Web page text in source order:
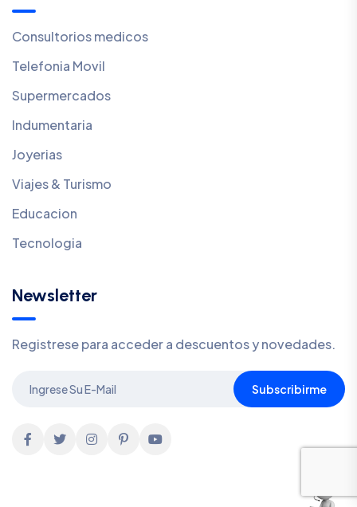
Consultorios medicos
Telefonia Movil
Supermercados
Indumentaria
Joyerias
Viajes & Turismo
Educacion
Tecnologia
Newsletter
Registrese para acceder a descuentos y novedades.
Subscribirme